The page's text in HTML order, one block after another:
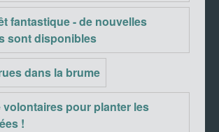
fantastique - de nouvelles
sont disponibles
dans la brume
volontaires pour planter les
!